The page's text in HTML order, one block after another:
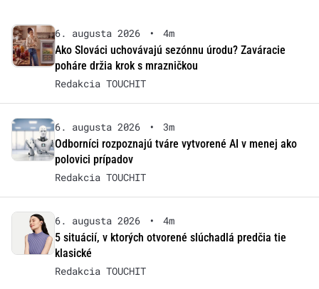
6. augusta 2026 •
4m
Ako Slováci uchovávajú sezónnu úrodu? Zaváracie
poháre držia krok s mrazničkou
Redakcia TOUCHIT
6. augusta 2026 •
3m
Odborníci rozpoznajú tváre vytvorené AI v menej ako
polovici prípadov
Redakcia TOUCHIT
6. augusta 2026 •
4m
5 situácií, v ktorých otvorené slúchadlá predčia tie
klasické
Redakcia TOUCHIT